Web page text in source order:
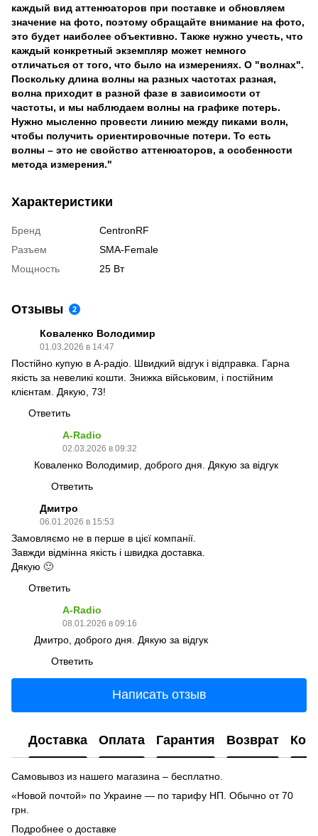
каждый вид аттенюаторов при поставке и обновляем
значение на фото, поэтому обращайте внимание на фото,
это будет наиболее объективно. Также нужно учесть, что
каждый конкретный экземпляр может немного
отличаться от того, что было на измерениях. О "волнах".
Поскольку длина волны на разных частотах разная,
волна приходит в разной фазе в зависимости от
частоты, и мы наблюдаем волны на графике потерь.
Нужно мысленно провести линию между пиками волн,
чтобы получить ориентировочные потери. То есть
волны – это не свойство аттенюаторов, а особенности
метода измерения."
Характеристики
Бренд
CentronRF
Разъем
SMA-Female
Мощность
25 Вт
Отзывы 2
Коваленко Володимир
01.03.2026 в 14:47
Постійно купую в А-радіо. Швидкий відгук і відправка. Гарна
якість за невеликі кошти. Знижка військовим, і постійним
клієнтам. Дякую, 73!
Ответить
A-Radio
02.03.2026 в 09:32
Коваленко Володимир, доброго дня. Дякую за відгук
Ответить
Дмитро
06.01.2026 в 15:53
Замовляємо не в перше в цієї компанії.
Завжди відмінна якість і швидка доставка.
Дякую 🙂
Ответить
A-Radio
08.01.2026 в 09:16
Дмитро, доброго дня. Дякую за відгук
Ответить
Написать отзыв
Доставка Оплата Гарантия Возврат
Самовывоз из нашего магазина – бесплатно.
«Новой почтой» по Украине — по тарифу НП. Обычно от 70
грн.
Подробнее о доставке